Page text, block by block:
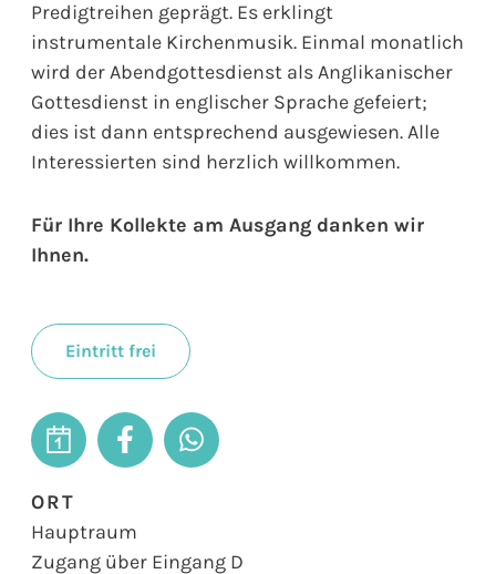
Predigtreihen geprägt. Es erklingt
instrumentale Kirchenmusik. Einmal monatlich
wird der Abendgottesdienst als Anglikanischer
Gottesdienst in englischer Sprache gefeiert;
dies ist dann entsprechend ausgewiesen. Alle
Interessierten sind herzlich willkommen.
Für Ihre Kollekte am Ausgang danken wir
Ihnen.
Eintritt frei
ORT
Hauptraum
Zugang über Eingang D